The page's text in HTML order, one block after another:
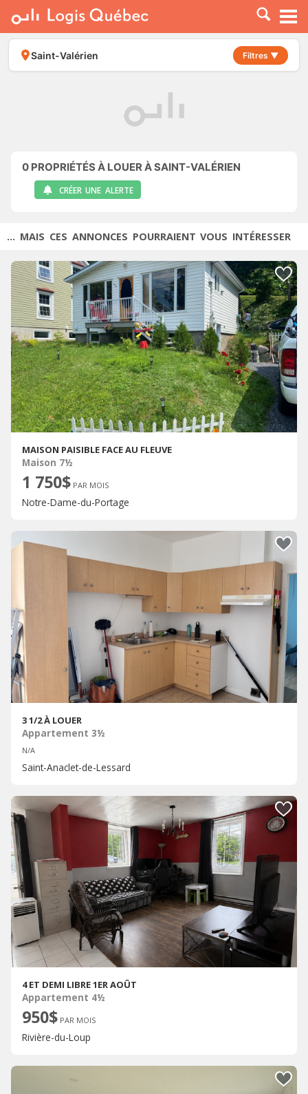
À LOUER
À VENDRE
PLACER UNE ANNONCE
Saint-Valérien Filtres ▼
0 PROPRIÉTÉS À LOUER À SAINT-VALÉRIEN
CRÉER UNE ALERTE
... MAIS CES ANNONCES POURRAIENT VOUS INTÉRESSER
MAISON PAISIBLE FACE AU FLEUVE
Maison 7½
1 750$ PAR MOIS
Notre-Dame-du-Portage
3 1/2 À LOUER
Appartement 3½
N/A
Saint-Anaclet-de-Lessard
4 ET DEMI LIBRE 1ER AOÛT
Appartement 4½
950$ PAR MOIS
Rivière-du-Loup